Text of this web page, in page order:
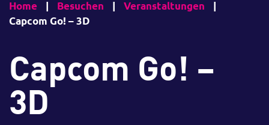
Home | Besuchen | Veranstaltungen
|
Capcom Go! – 3D
Capcom Go! –
3D